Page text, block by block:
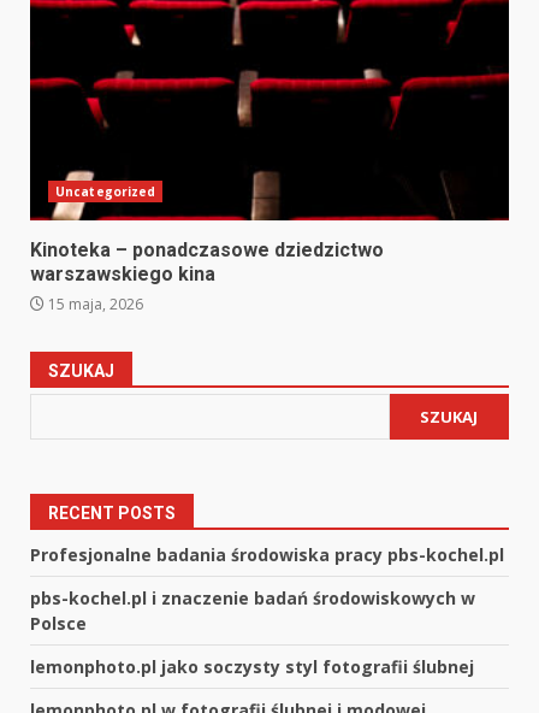
Uncategorized
Kinoteka – ponadczasowe dziedzictwo
warszawskiego kina
15 maja, 2026
SZUKAJ
SZUKAJ
RECENT POSTS
Profesjonalne badania środowiska pracy pbs-kochel.pl
pbs-kochel.pl i znaczenie badań środowiskowych w
Polsce
lemonphoto.pl jako soczysty styl fotografii ślubnej